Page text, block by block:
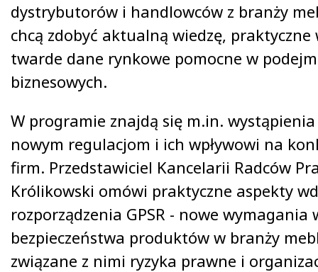
dystrybutorów i handlowców z branży
chcą zdobyć aktualną wiedzę, praktyczne
twarde dane rynkowe pomocne w
biznesowych.
W programie znajdą się m.in.
nowym regulacjom i ich wpływowi na
firm. Przedstawiciel Kancelarii Radców
Królikowski omówi praktyczne aspekty
rozporządzenia GPSR - nowe wymagania
bezpieczeństwa produktów w branży
związane z nimi ryzyka prawne i